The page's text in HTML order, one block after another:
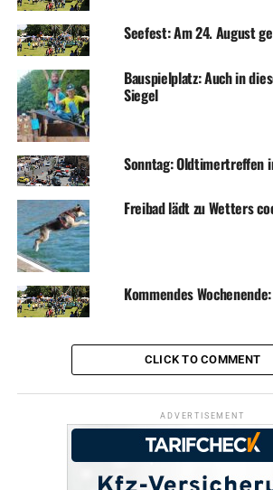
RELATED TOPICS: FESTE & FEIERN
Tag der offenen Tür im Tierheim
Tanzsportzentrum feiert im renovierten
Seefest: Am 24. August
Bauspielplatz: Auch in
Siegel
Sonntag: Oldtimertreffen
Freibad lädt zu Wetters
Kommendes
CLICK TO COMMENT
ADVERTISEMENT